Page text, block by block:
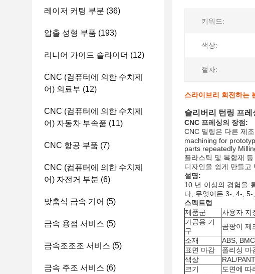
레이저 커팅 부분 (36)
압출 성형 부품 (193)
리니어 가이드 슬라이더 (12)
CNC (컴퓨터에 의한 수치제
어) 의료부 (12)
CNC (컴퓨터에 의한 수치제
어) 자동차 부속품 (11)
CNC 항공 부품 (7)
CNC (컴퓨터에 의한 수치제
어) 자전거 부분 (6)
맞춤식 금속 기어 (5)
금속 용접 서비스 (5)
금속조조조 서비스 (5)
금속 주조 서비스 (6)
키워드:
색상:
절차:
스라이브리 회전하는
슬리버리 턴링 프
CNC 프레싱의 장점:
CNC 밀링은 다른 제
machining for
parts repeatedly
플라스틱 및 복합재
디자인을 쉽게 만들고
설명:
10 년 이상의 경험을
다, 무엇이든 3-, 4-, 5-
스펙트럼
제품군
사용자 지
가공용 기
구
곰팡이 제
소재
ABS,
표면 마감
폴리싱 마
색상
RAL/
크기
도면에 따